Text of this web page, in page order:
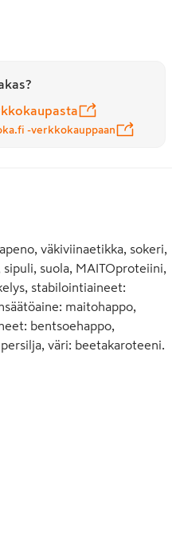
-verkkokauppaan
väkiviinaetikka, sokeri,
suola, MAITOproteiini,
stabilointiaineet:
maitohappo,
bentsoehappo,
väri: beetakaroteeni.